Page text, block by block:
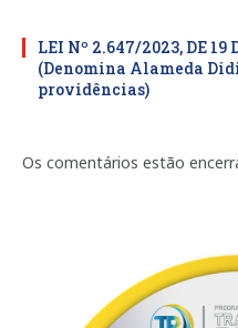
LEI Nº 2.647/2023, DE 19
(Denomina Alameda
providências)
Os comentários estão